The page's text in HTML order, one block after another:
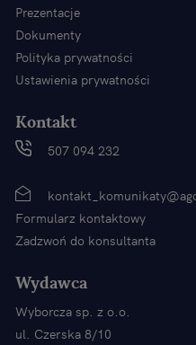
Prezentacje
Dokumenty
Polityka prywatności
Ustawienia prywatności
Kontakt
507 094 232
Formularz kontaktowy
Zadzwoń do konsultanta
Wydawca
Wyborcza sp. z o.o.
ul. Czerska 8/10